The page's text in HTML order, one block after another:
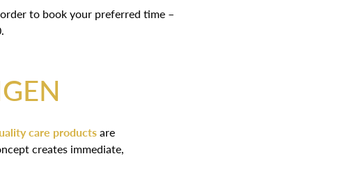
to book your preferred time –
care productsare
creates immediate,